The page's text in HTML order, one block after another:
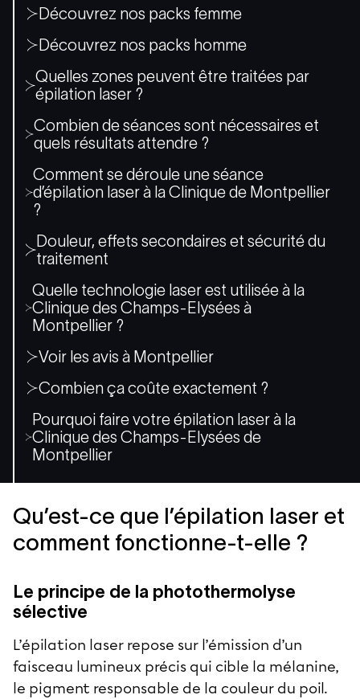
Découvrez nos packs femme
Découvrez nos packs homme
Quelles zones peuvent être traitées par
épilation laser ?
Combien de séances sont nécessaires et
quels résultats attendre ?
Comment se déroule une séance
d’épilation laser à la Clinique de Montpellier
?
Douleur, effets secondaires et sécurité du
traitement
Quelle technologie laser est utilisée à la
Clinique des Champs-Elysées à
Montpellier ?
Voir les avis à Montpellier
Combien ça coûte exactement ?
Pourquoi faire votre épilation laser à la
Clinique des Champs-Elysées de
Montpellier
Qu’est-ce que l’épilation laser et
comment fonctionne-t-elle ?
Le principe de la photothermolyse
sélective
L’épilation laser repose sur l’émission d’un
faisceau lumineux précis qui cible la mélanine,
le pigment responsable de la couleur du poil.